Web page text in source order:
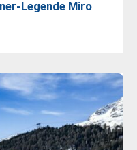
Legende Miro